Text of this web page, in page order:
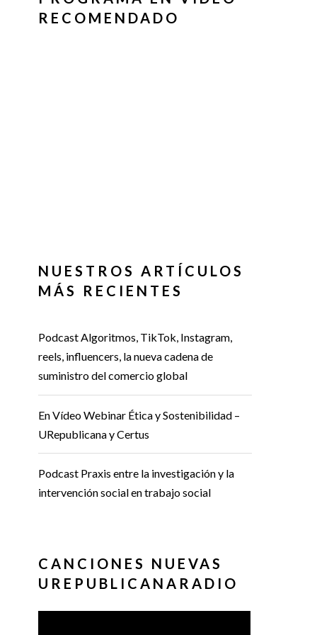
RECOMENDADO
NUESTROS ARTÍCULOS
MÁS RECIENTES
Podcast Algoritmos, TikTok, Instagram,
reels, influencers, la nueva cadena de
suministro del comercio global
En Vídeo Webinar Ética y Sostenibilidad –
URepublicana y Certus
Podcast Praxis entre la investigación y la
intervención social en trabajo social
CANCIONES NUEVAS
UREPUBLICANARADIO